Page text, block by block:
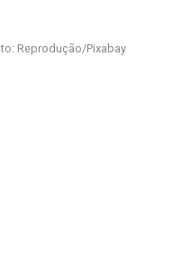
Reprodução/Pixabay